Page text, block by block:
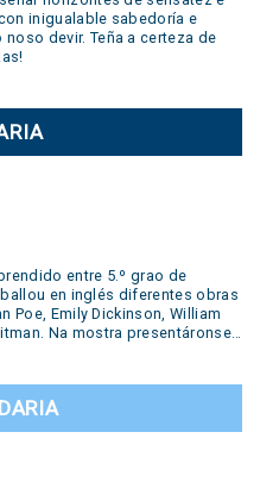
inigualable sabedoría e
devir. Teña a certeza de
entre 5.º grao de
en inglés diferentes obras
Poe, Emily Dickinson, William
Na mostra presentáronse
e ata un xuízo en vivo. Todas
e a creatividade dos
e o traballo colaborativo,
5th grades from primary